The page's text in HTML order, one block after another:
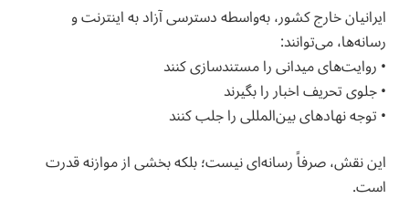
ایرانیان خارج کشور، به‌واسطه دسترسی آزاد به اینترنت و
رسانه‌ها، می‌توانند:
• روایت‌های میدانی را مستندسازی کنند
• جلوی تحریف اخبار را بگیرند
• توجه نهادهای بین‌المللی را جلب کنند
این نقش، صرفاً رسانه‌ای نیست؛ بلکه بخشی از موازنه قدرت
است.